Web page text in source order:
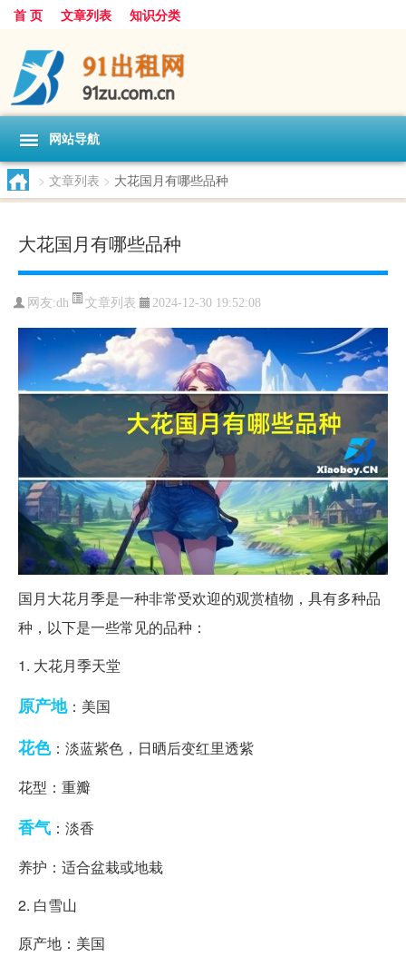
首 页 文章列表 知识分类
网站导航
> 文章列表 > 大花国月有哪些品种
大花国月有哪些品种
网友:dh 文章列表 2024-12-30 19:52:08
国月大花月季是一种非常受欢迎的观赏植物，具有多种品
种，以下是一些常见的品种：
1. 大花月季天堂
原产地：美国
花色：淡蓝紫色，日晒后变红里透紫
花型：重瓣
香气 ：淡香
养护：适合盆栽或地栽
2. 白雪山
原产地：美国